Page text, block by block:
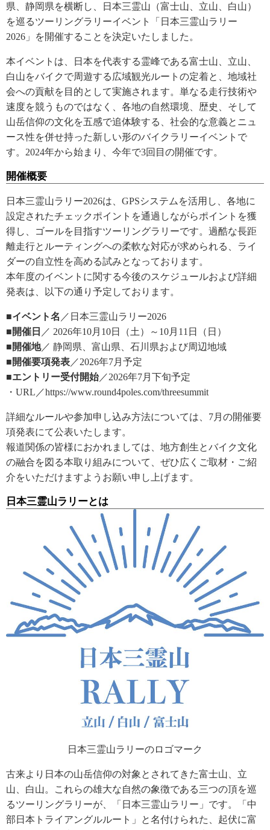
県、静岡県を横断し、日本三霊山（富士山、立山、白山）
を巡るツーリングラリーイベント「日本三霊山ラリー
2026」を開催することを決定いたしました。
本イベントは、日本を代表する霊峰である富士山、立山、
白山をバイクで周遊する広域観光ルートの定着と、地域社
会への貢献を目的として実施されます。単なる走行技術や
速度を競うものではなく、各地の自然環境、歴史、そして
山岳信仰の文化を五感で追体験する、社会的な意義とニュ
ース性を併せ持った新しい形のバイクラリーイベントで
す。2024年から始まり、今年で3回目の開催です。
開催概要
日本三霊山ラリー2026は、GPSシステムを活用し、各地に
設定されたチェックポイントを通過しながらポイントを獲
得し、ゴールを目指すツーリングラリーです。過酷な長距
離走行とルーティングへの柔軟な対応が求められる、ライ
ダーの自立性を高める試みとなっております。
本年度のイベントに関する今後のスケジュールおよび詳細
発表は、以下の通り予定しております。
■イベント名 ／日本三霊山ラリー2026
■開催日 ／ 2026年10月10日（土）～10月11日（日）
■開催地／ 静岡県、富山県、石川県および周辺地域
■開催要項発表 ／2026年7月予定
■エントリー受付開始／2026年7月下旬予定
・URL／https://www.round4poles.com/threesummit
詳細なルールや参加申し込み方法については、7月の開催要
項発表にて公表いたします。
報道関係の皆様におかれましては、地方創生とバイク文化
の融合を図る本取り組みについて、ぜひ広くご取材・ご紹
介をいただけますようお願い申し上げます。
日本三霊山ラリーとは
日本三霊山ラリーのロゴマーク
古来より日本の山岳信仰の対象とされてきた富士山、立
山、白山。これらの雄大な自然の象徴である三つの頂を巡
るツーリングラリーが、「日本三霊山ラリー」です。「中
部日本トライアングルルート」と名付けられた、起伏に富